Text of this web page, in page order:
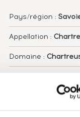
Pays/région :
Appellation :
Domaine :
Les informations
actuelles du spiritueux